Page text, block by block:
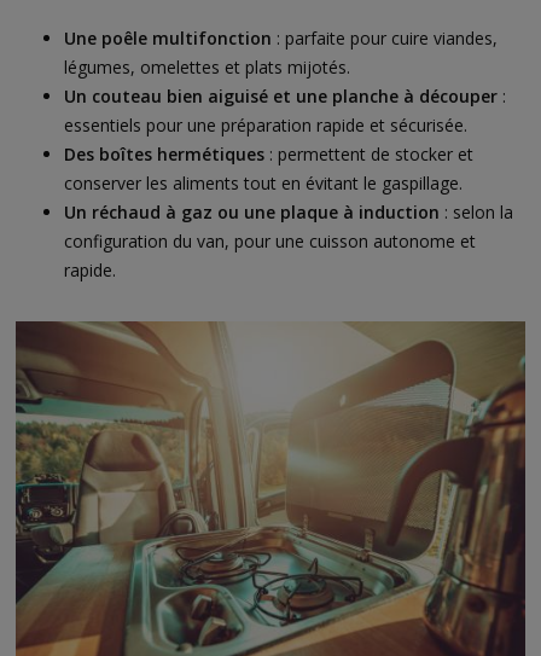
Une poêle multifonction : parfaite pour cuire viandes,
légumes, omelettes et plats mijotés.
Un couteau bien aiguisé et une planche à découper :
essentiels pour une préparation rapide et sécurisée.
Des boîtes hermétiques : permettent de stocker et
conserver les aliments tout en évitant le gaspillage.
Un réchaud à gaz ou une plaque à induction : selon la
configuration du van, pour une cuisson autonome et
rapide.